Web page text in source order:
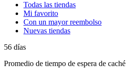
Todas las tiendas
Mi favorito
Con un mayor reembolso
Nuevas tiendas
56 días
Promedio de tiempo de espera de caché